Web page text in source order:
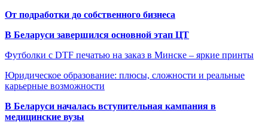
От подработки до собственного бизнеса
В Беларуси завершился основной этап ЦТ
Футболки с DTF печатью на заказ в Минске – яркие принты
Юридическое образование: плюсы, сложности и реальные
карьерные возможности
В Беларуси началась вступительная кампания в
медицинские вузы